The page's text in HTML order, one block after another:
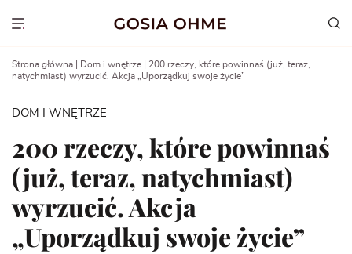
Show menu
Strona główna Dom i wnętrze
200 rzeczy, które powinnaś (już, teraz,
natychmiast) wyrzucić. Akcja „Uporządkuj swoje życie”
DOM I WNĘTRZE
200 rzeczy, które powinnaś
(już, teraz, natychmiast)
wyrzucić. Akcja
„Uporządkuj swoje życie”